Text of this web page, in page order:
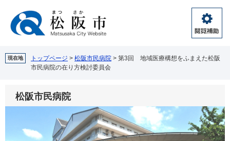
閲
覧
助
現在地 トップページ > 松阪市民病院 > 第3回 地域医療構想をふまえた松阪
市民病院の在り方検討委員会
松阪市民病院